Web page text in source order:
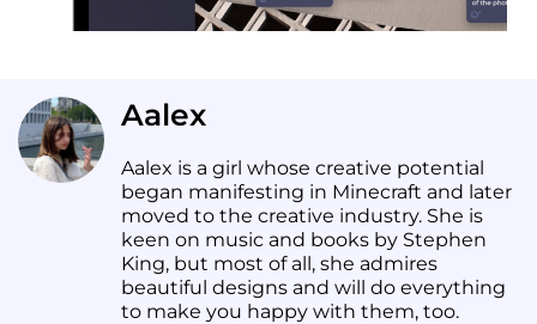
Aalex
Aalex is a girl whose creative potential
began manifesting in Minecraft and later
moved to the creative industry. She is
keen on music and books by Stephen
King, but most of all, she admires
beautiful designs and will do everything
to make you happy with them, too.